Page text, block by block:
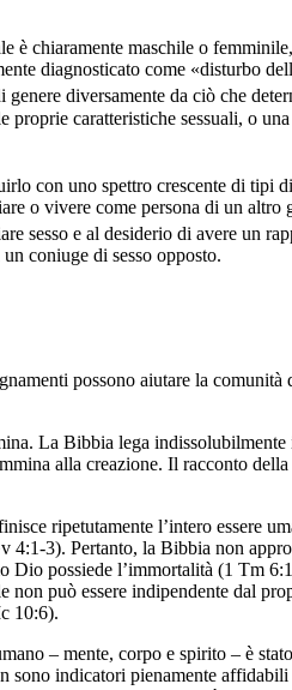
chiaramente maschile o
diagnosticato come «disturbo
diversamente da ciò che
caratteristiche sessuali, o
con uno spettro crescente di tipi
o vivere come persona di un
sesso e al desiderio di avere un
coniuge di sesso opposto.
possono aiutare la
La Bibbia lega
alla creazione. Il racconto
ripetutamente l’intero essere
3). Pertanto, la Bibbia non
Dio possiede l’immortalità (1 Tm
non può essere indipendente dal
10:6).
– mente, corpo e spirito – è
sono indicatori pienamente